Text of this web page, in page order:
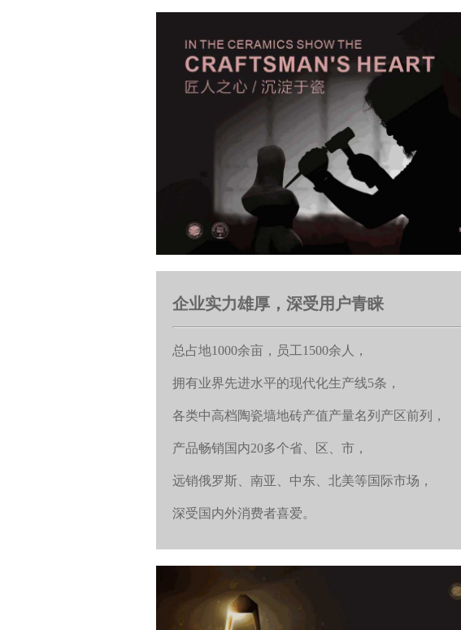
企业实力雄厚，深受用户青睐
总占地1000余亩，员工1500余人，
拥有业界先进水平的现代化生产线5条，
各类中高档陶瓷墙地砖产值产量名列产区前列，
产品畅销国内20多个省、区、市，
远销俄罗斯、南亚、中东、北美等国际市场，
深受国内外消费者喜爱。